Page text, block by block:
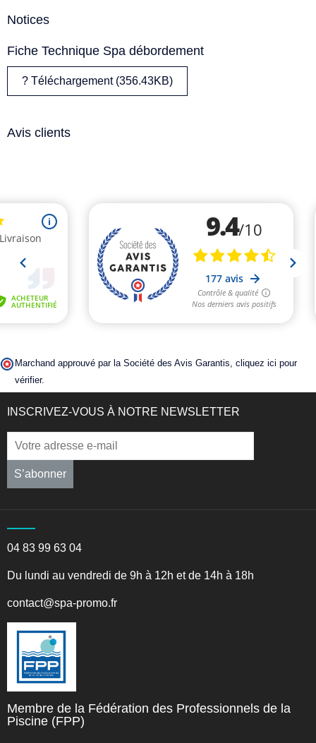
Notices
Fiche Technique Spa débordement
? Téléchargement (356.43KB)
Avis clients
Marchand approuvé par la Société des Avis Garantis, cliquez ici pour
vérifier.
INSCRIVEZ-VOUS À NOTRE NEWSLETTER
S’abonner
04 83 99 63 04
Du lundi au vendredi de 9h à 12h et de 14h à 18h
contact@spa-promo.fr
Membre de la Fédération des Professionnels de la
Piscine (FPP)